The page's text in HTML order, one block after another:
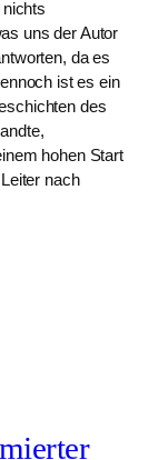
uns der Autor
da es
ist es ein
des
hohen Start
nach